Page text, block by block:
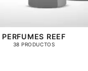
PERFUMES REEF
38 PRODUCTOS